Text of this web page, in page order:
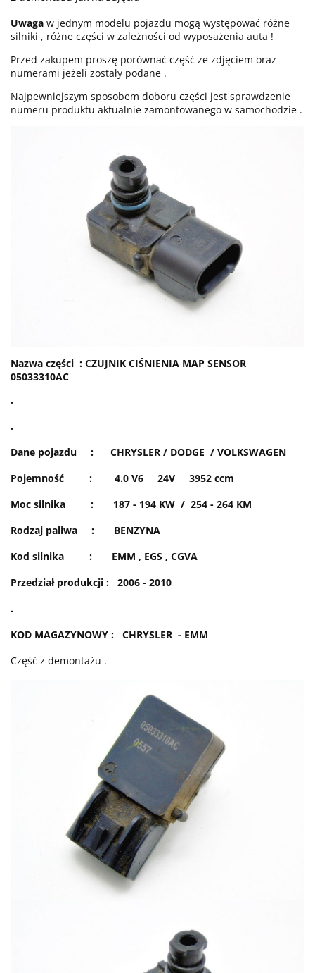
Uwaga w jednym modelu pojazdu mogą występować różne
silniki , różne części w zależności od wyposażenia auta !
Przed zakupem proszę porównać część ze zdjęciem oraz
numerami jeżeli zostały podane .
Najpewniejszym sposobem doboru części jest sprawdzenie
numeru produktu aktualnie zamontowanego w samochodzie .
Nazwa części : CZUJNIK CIŚNIENIA MAP SENSOR
05033310AC
.
.
Dane pojazdu : CHRYSLER / DODGE / VOLKSWAGEN
Pojemność : 4.0 V6 24V 3952 ccm
Moc silnika : 187 - 194 KW / 254 - 264 KM
Rodzaj paliwa : BENZYNA
Kod silnika : EMM , EGS , CGVA
Przedział produkcji : 2006 - 2010
.
KOD MAGAZYNOWY : CHRYSLER - EMM
Część z demontażu .